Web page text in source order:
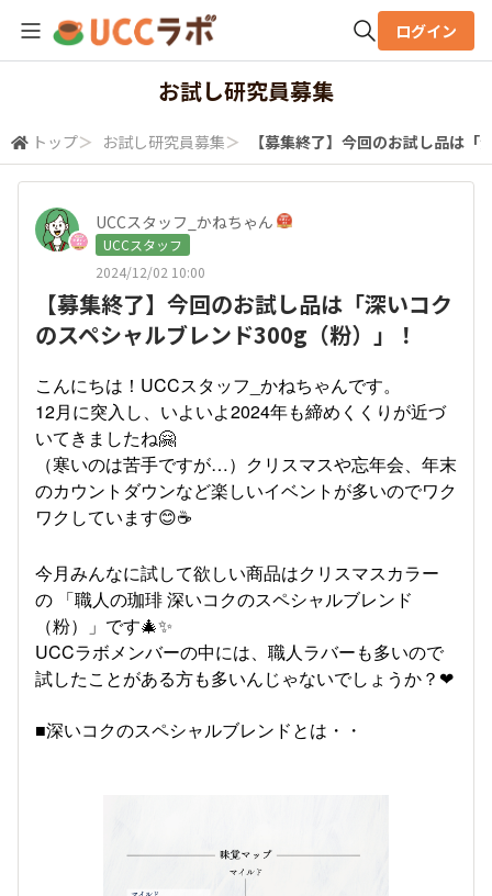
検索
ログイン
お試し研究員募集
トップ＞ お試し研究員募集＞ 【募集終了】今回のお試し品は
UCCスタッフ_かねちゃん
UCCスタッフ
2024/12/02 10:00
【募集終了】今回のお試し品は「深いコク
のスペシャルブレンド300g（粉）」！
こんにちは！UCCスタッフ_かねちゃんです。
12月に突入し、いよいよ2024年も締めくくりが近づ
いてきましたね🤗
（寒いのは苦手ですが…）クリスマスや忘年会、年末
のカウントダウンなど楽しいイベントが多いのでワク
ワクしています😊☕
今月みんなに試して欲しい商品はクリスマスカラー
の 「職人の珈琲 深いコクのスペシャルブレンド
（粉）」です🎄✨
UCCラボメンバーの中には、職人ラバーも多いので
試したことがある方も多いんじゃないでしょうか？❤
■深いコクのスペシャルブレンドとは・・